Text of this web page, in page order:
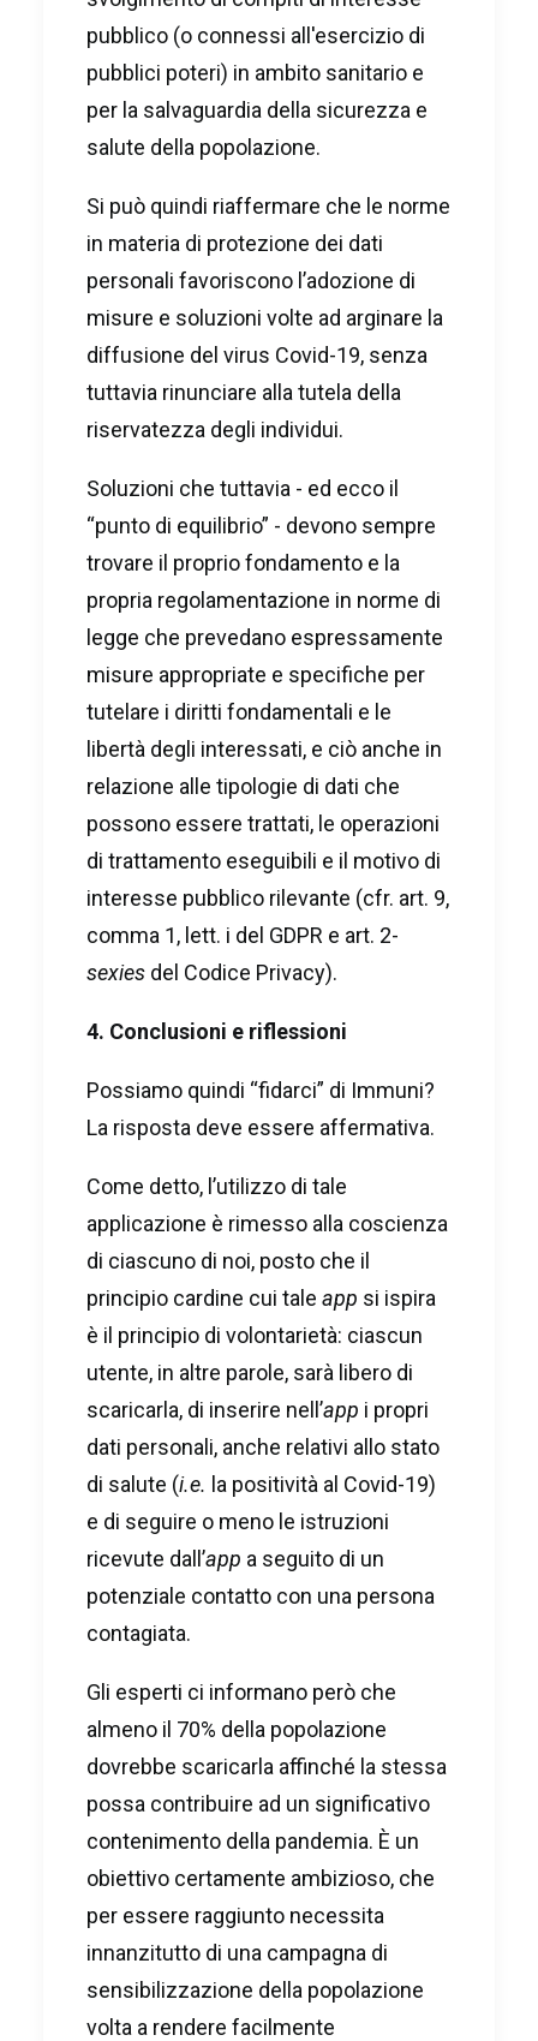
pubblico (o connessi all'esercizio di
pubblici poteri) in ambito sanitario e
per la salvaguardia della sicurezza e
salute della popolazione.
Si può quindi riaffermare che le norme
in materia di protezione dei dati
personali favoriscono l’adozione di
misure e soluzioni volte ad arginare la
diffusione del virus Covid-19, senza
tuttavia rinunciare alla tutela della
riservatezza degli individui.
Soluzioni che tuttavia - ed ecco il
“punto di equilibrio” - devono sempre
trovare il proprio fondamento e la
propria regolamentazione in norme di
legge che prevedano espressamente
misure appropriate e specifiche per
tutelare i diritti fondamentali e le
libertà degli interessati, e ciò anche in
relazione alle tipologie di dati che
possono essere trattati, le operazioni
di trattamento eseguibili e il motivo di
interesse pubblico rilevante (cfr. art. 9,
comma 1, lett. i del GDPR e art. 2-
sexies del Codice Privacy).
4. Conclusioni e riflessioni
Possiamo quindi “fidarci” di Immuni?
La risposta deve essere affermativa.
Come detto, l’utilizzo di tale
applicazione è rimesso alla coscienza
di ciascuno di noi, posto che il
principio cardine cui tale app si ispira
è il principio di volontarietà: ciascun
utente, in altre parole, sarà libero di
scaricarla, di inserire nell’app i propri
dati personali, anche relativi allo stato
di salute (i.e. la positività al Covid-19)
e di seguire o meno le istruzioni
ricevute dall’app a seguito di un
potenziale contatto con una persona
contagiata.
Gli esperti ci informano però che
almeno il 70% della popolazione
dovrebbe scaricarla affinché la stessa
possa contribuire ad un significativo
contenimento della pandemia. È un
obiettivo certamente ambizioso, che
per essere raggiunto necessita
innanzitutto di una campagna di
sensibilizzazione della popolazione
volta a rendere facilmente